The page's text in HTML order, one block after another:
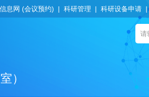
）
息网 (会议预约) 科研管理 科研设备申请